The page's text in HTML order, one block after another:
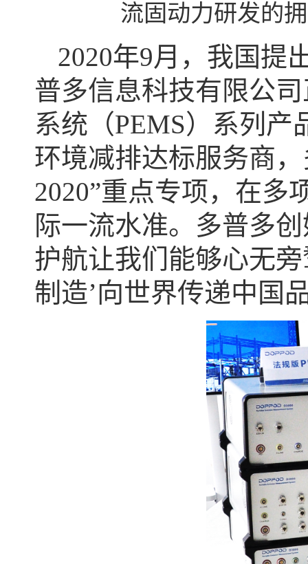
流固动力研发的
2020年9月，我国提
普多信息科技有限公
系统（PEMS）系列
环境减排达标服务商
2020”重点专项，在多
际一流水准。多普多
护航让我们能够心无
制造’向世界传递中国